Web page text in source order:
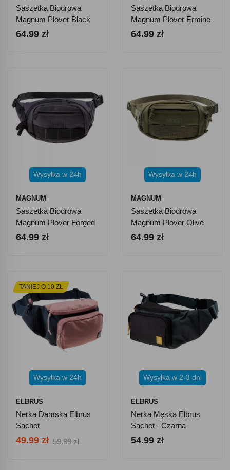
Saszetka Biodrowa
Magnum Plover Black
64.99 zł
Saszetka Biodrowa
Magnum Plover Ermine
64.99 zł
Wysyłka w 24h
MAGNUM
Saszetka Biodrowa
Magnum Plover Forged
Iron
64.99 zł
Wysyłka w 24h
MAGNUM
Saszetka Biodrowa
Magnum Plover Olive
Green
64.99 zł
TANIEJ O 10 ZŁ
Wysyłka w 24h
ELBRUS
Nerka Damska Elbrus
Sachet
49.99 zł 59.99 zł
Wysyłka w 2-3 dni
ELBRUS
Nerka Męska Elbrus
Sachet - Czarna
54.99 zł